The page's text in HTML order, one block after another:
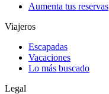
Aumenta tus reservas
Viajeros
Escapadas
Vacaciones
Lo más buscado
Legal